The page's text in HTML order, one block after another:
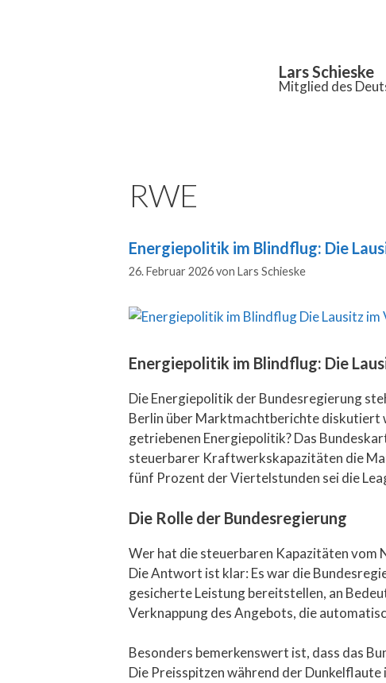
Lars Schieske
Mitglied des
RWE
Energiepolitik im Blindflug: Die
26. Februar 2026von Lars Schieske
Energiepolitik im Blindflug: Die
Die Energiepolitik der Bundesregierung
Berlin über Marktmachtberichte diskutiert
getriebenen Energiepolitik? Das
steuerbarer Kraftwerkskapazitäten die
fünf Prozent der Viertelstunden sei die
Die Rolle der Bundesregierung
Wer hat die steuerbaren Kapazitäten vom
Die Antwort ist klar: Es war die
gesicherte Leistung bereitstellen, an
Verknappung des Angebots, die
Besonders bemerkenswert ist, dass das
Die Preisspitzen während der